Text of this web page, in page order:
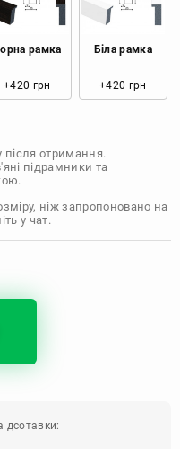
рамка
+420 грн
Біла рамка
+420 грн
після отримання.
підрамники та
ніж запропоновано на
у чат.
дсотавки: